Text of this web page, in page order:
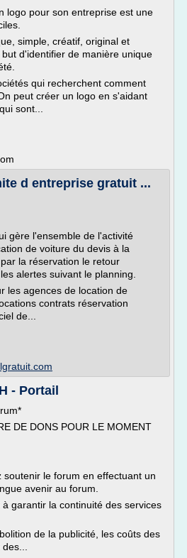
logo pour son entreprise est une
simple, créatif, original et
d'identifier de manière unique
qui recherchent comment
peut créer un logo en s'aidant
sont...
d entreprise gratuit ...
gère l'ensemble de l'activité
de voiture du devis à la
la réservation le retour
alertes suivant le planning.
les agences de location de
contrats réservation
de...
- Portail
DE DONS POUR LE MOMENT
soutenir le forum en effectuant un
avenir au forum.
garantir la continuité des services
de la publicité, les coûts des